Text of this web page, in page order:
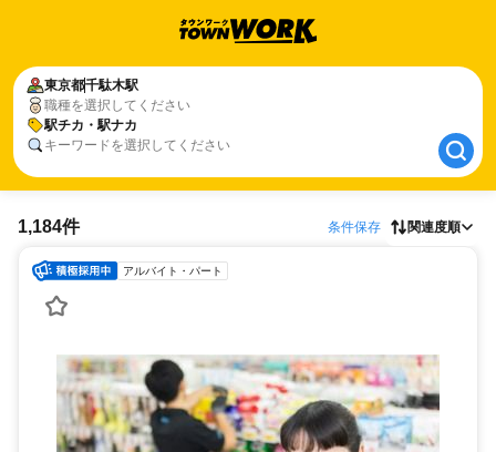
東京都千駄木駅
職種を選択してください
駅チカ・駅ナカ
キーワードを選択してください
東京都千駄木駅
駅チカ・駅ナカ
1,184件 条件保存 関連度順
アルバイト・パート